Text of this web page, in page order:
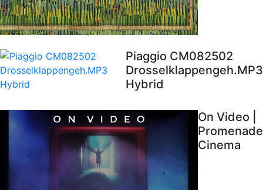
Piaggio CM082502
Drosselklappengeh.MP3
Hybrid
On Video |
Promenade
Cinema